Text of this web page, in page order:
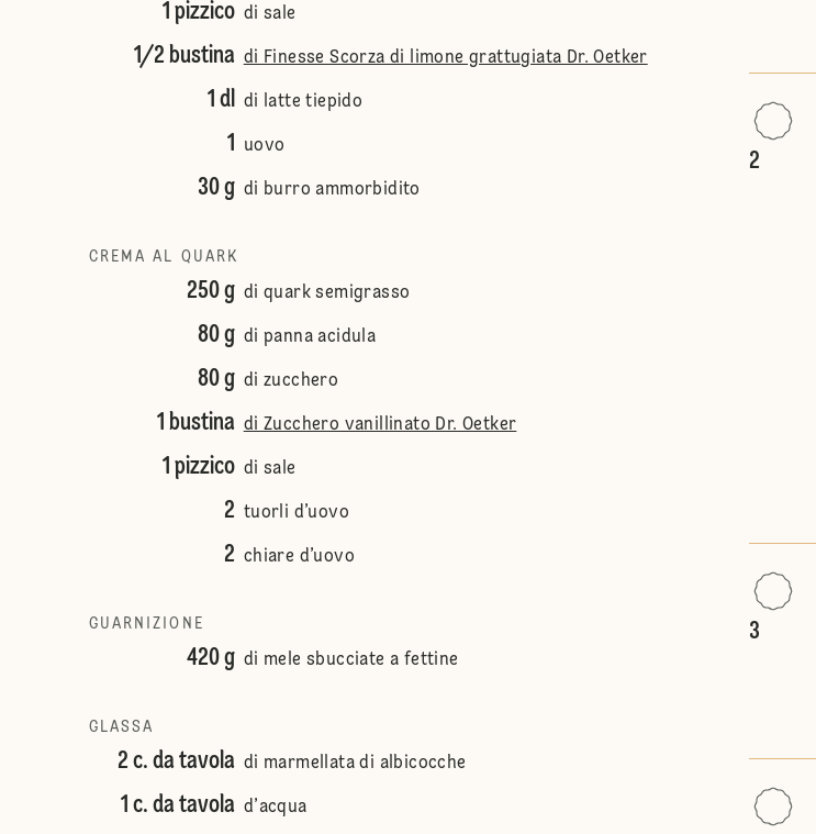
1 pizzico di sale
1/2 bustina di Finesse Scorza di limone grattugiata Dr. Oetker
1 dl di latte tiepido
1 uovo
30 g di burro ammorbidito
CREMA AL QUARK
250 g di quark semigrasso
80 g di panna acidula
80 g di zucchero
1 bustina di Zucchero vanillinato Dr. Oetker
1 pizzico di sale
2 tuorli d’uovo
2 chiare d’uovo
GUARNIZIONE
420 g di mele sbucciate a fettine
GLASSA
2 c. da tavola di marmellata di albicocche
1 c. da tavola d’acqua
2
3